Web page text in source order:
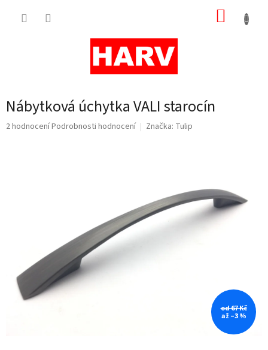
Nábytková úchytka VALI starocín
Průměrné
2 hodnoceníPodrobnosti hodnocení Značka: Tulip
od 67 Kč
až –3 %